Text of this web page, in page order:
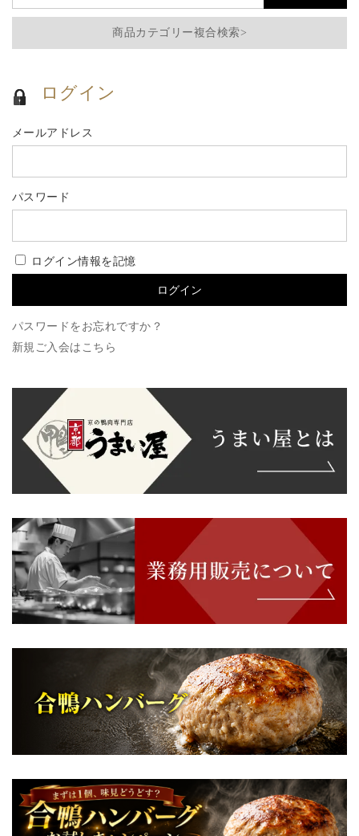
商品カテゴリー複合検索>
ログイン
メールアドレス
パスワード
ログイン情報を記憶
パスワードをお忘れですか？
新規ご入会はこちら